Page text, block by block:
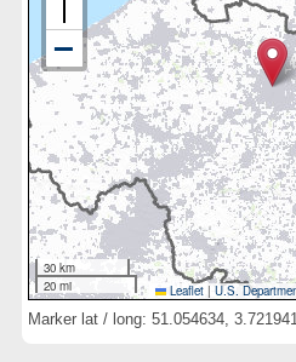
30 km
20 mi
Leaflet | U.S.
Marker lat / long: 51.054634,